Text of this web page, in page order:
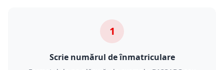
1
Scrie numărul de înmatriculare